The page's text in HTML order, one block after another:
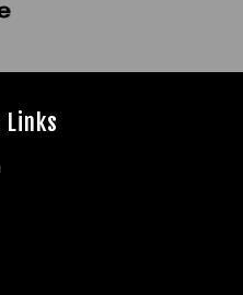
Links